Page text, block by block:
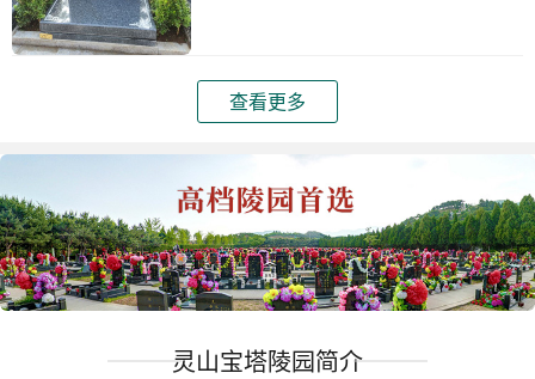
查看更多
灵山宝塔陵园简介